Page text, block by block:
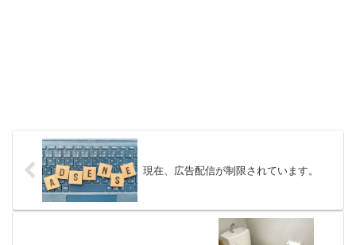
現在、広告配信が制限されています。